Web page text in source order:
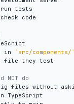
in
`src/components/`